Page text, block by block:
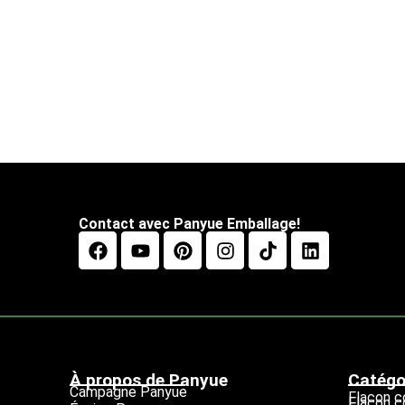
Contact avec Panyue Emballage!
À propos de Panyue
Campagne Panyue
Flacon